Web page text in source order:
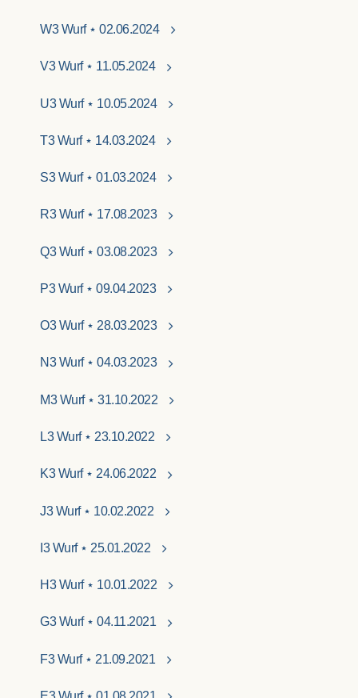
W3 Wurf ⋆ 02.06.2024
V3 Wurf ⋆ 11.05.2024
U3 Wurf ⋆ 10.05.2024
T3 Wurf ⋆ 14.03.2024
S3 Wurf ⋆ 01.03.2024
R3 Wurf ⋆ 17.08.2023
Q3 Wurf ⋆ 03.08.2023
P3 Wurf ⋆ 09.04.2023
O3 Wurf ⋆ 28.03.2023
N3 Wurf ⋆ 04.03.2023
M3 Wurf ⋆ 31.10.2022
L3 Wurf ⋆ 23.10.2022
K3 Wurf ⋆ 24.06.2022
J3 Wurf ⋆ 10.02.2022
I3 Wurf ⋆ 25.01.2022
H3 Wurf ⋆ 10.01.2022
G3 Wurf ⋆ 04.11.2021
F3 Wurf ⋆ 21.09.2021